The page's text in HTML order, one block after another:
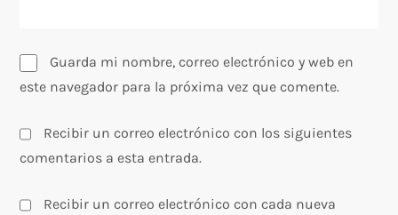
s
Guarda mi nombre, correo electrónico y web en
este navegador para la próxima vez que comente.
Recibir un correo electrónico con los siguientes
comentarios a esta entrada.
Recibir un correo electrónico con cada nueva